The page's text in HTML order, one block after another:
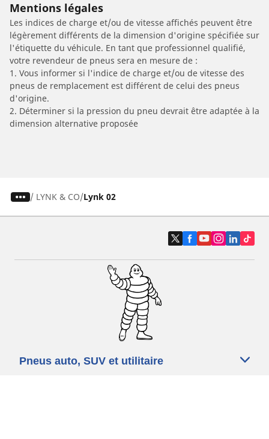
Mentions légales
Les indices de charge et/ou de vitesse affichés peuvent être
légèrement différents de la dimension d'origine spécifiée sur
l'étiquette du véhicule. En tant que professionnel qualifié,
votre revendeur de pneus sera en mesure de :
1. Vous informer si l'indice de charge et/ou de vitesse des
pneus de remplacement est différent de celui des pneus
d'origine.
2. Déterminer si la pression du pneu devrait être adaptée à la
dimension alternative proposée
/ LYNK & CO Lynk 02
Pneus auto, SUV et utilitaire